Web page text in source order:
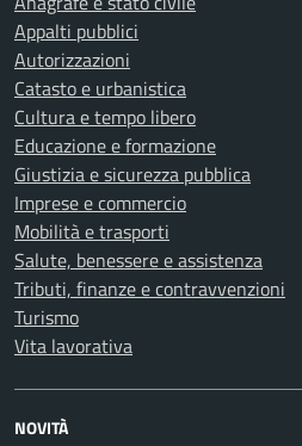
Appalti pubblici
Autorizzazioni
Catasto e urbanistica
Cultura e tempo libero
Educazione e formazione
Giustizia e sicurezza pubblica
Imprese e commercio
Mobilità e trasporti
Salute, benessere e assistenza
Tributi, finanze e contravvenzioni
Turismo
Vita lavorativa
NOVITÀ